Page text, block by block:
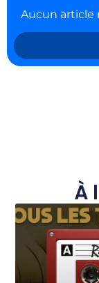
Aucun article
À